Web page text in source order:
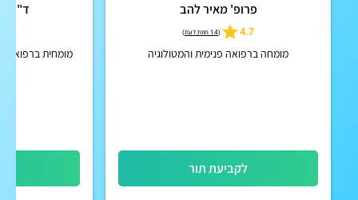
פרופ' מאיר להב
4.7
(14 חוות דעת )
מומחה ברפואה פנימית והמטולוגיה
לקביעת תור
ד"ר
מומחית ברפואת